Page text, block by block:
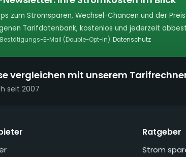
zum Stromsparen, Wechsel-Chancen und der
Tarifdatenbank, kostenlos und jederzeit
E-Mail (Double-Opt-in).Datenschutz
vergleichen mit unserem
seit 2007
Ratgeber
Strom